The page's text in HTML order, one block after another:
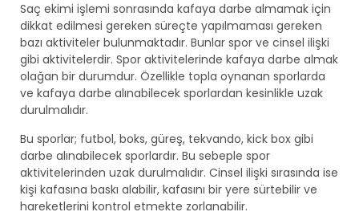
Saç ekimi işlemi sonrasında kafaya darbe almamak için
dikkat edilmesi gereken süreçte yapılmaması gereken
bazı aktiviteler bulunmaktadır. Bunlar spor ve cinsel ilişki
gibi aktivitelerdir. Spor aktivitelerinde kafaya darbe almak
olağan bir durumdur. Özellikle topla oynanan sporlarda
ve kafaya darbe alınabilecek sporlardan kesinlikle uzak
durulmalıdır.
Bu sporlar; futbol, boks, güreş, tekvando, kick box gibi
darbe alınabilecek sporlardır. Bu sebeple spor
aktivitelerinden uzak durulmalıdır. Cinsel ilişki sırasında ise
kişi kafasına baskı alabilir, kafasını bir yere sürtebilir ve
hareketlerini kontrol etmekte zorlanabilir.